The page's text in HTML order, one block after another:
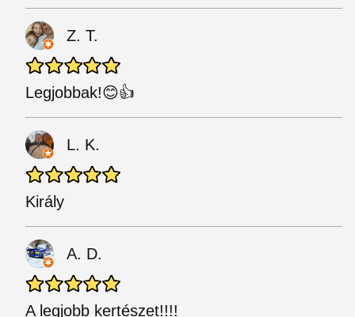
Z. T.
Legjobbak!😊👍
L. K.
Király
A. D.
A legjobb kertészet!!!!